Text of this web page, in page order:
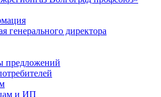
генерального директора
предложений
и ИП